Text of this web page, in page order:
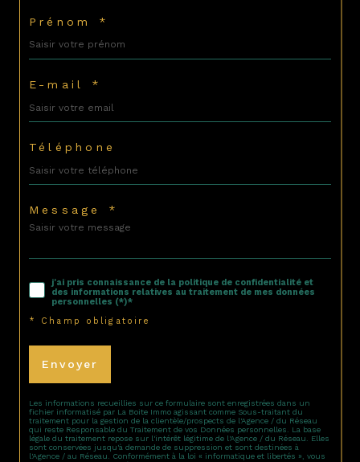
Prénom *
E-mail *
Téléphone
Message *
j'ai pris connaissance de la politique de confidentialité et
des informations relatives au traitement de mes données
personnelles (*)*
* Champ obligatoire
Envoyer
Les informations recueillies sur ce formulaire sont enregistrées dans un
fichier informatisé par La Boite Immo agissant comme Sous-traitant du
traitement pour la gestion de la clientèle/prospects de l'Agence / du Réseau
qui reste Responsable du Traitement de vos Données personnelles. La base
légale du traitement repose sur l'intérêt légitime de l'Agence / du Réseau. Elles
sont conservées jusqu'à demande de suppression et sont destinées à
l'Agence / au Réseau. Conformément à la loi « informatique et libertés », vous